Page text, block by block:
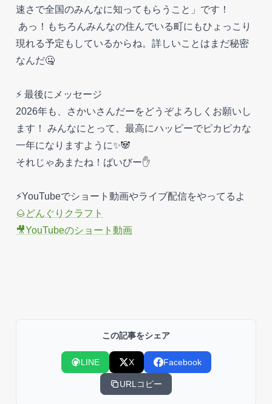
速さで全国のみんなに知ってもらうこと」です！
あっ！もちろんみんなの住んでいる町にもひょっこり
現れる予定もしているからね。詳しいことはまだ秘密
なんだ🤐
⚡️ 最後にメッセージ
2026年も、さかいさんだーをどうぞよろしくお願いし
ます！ みんなにとって、最高にハッピーでピカピカな
一年になりますように✨️🐼
それじゃあまたね！ばいびー✋️
⚡️YouTubeでショート動画やライブ配信をやってるよ
🌰どんぐりクラフト
🎥YouTubeのショート動画
この記事をシェア
LINE X Facebook
URLコピー